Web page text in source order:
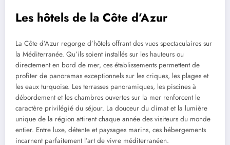
Les hôtels de la Côte d’Azur
La Côte d’Azur regorge d’hôtels offrant des vues spectaculaires sur
la Méditerranée. Qu’ils soient installés sur les hauteurs ou
directement en bord de mer, ces établissements permettent de
profiter de panoramas exceptionnels sur les criques, les plages et
les eaux turquoise. Les terrasses panoramiques, les piscines à
débordement et les chambres ouvertes sur la mer renforcent le
caractère privilégié du séjour. La douceur du climat et la lumière
unique de la région attirent chaque année des visiteurs du monde
entier. Entre luxe, détente et paysages marins, ces hébergements
incarnent parfaitement l’art de vivre méditerranéen.